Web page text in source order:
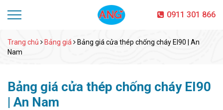
0911 301 866
Trang chủ Bảng giá
Bảng giá cửa thép chống cháy EI90 | An
Nam
Bảng giá cửa thép chống cháy EI90
| An Nam